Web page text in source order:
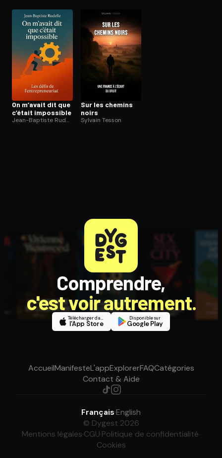
Ouvre l'app Appareil photo, pointe sur le code. C'est gratuit à
On m’avait dit que
c’était impossible
Jean-Baptiste Rudelle
Sur les chemins
noirs
Sylvain Tesson
Comprendre,
c'est voir autrement.
Télécharger dans
l'App Store
Disponible sur
Google Play
AccueilManifesteL'appExplorerFAQCatégories
Contact & Aide
Français·English
© Dygest 2026
Mentions légales·CGU·Politique de confidentialité·
Cookies